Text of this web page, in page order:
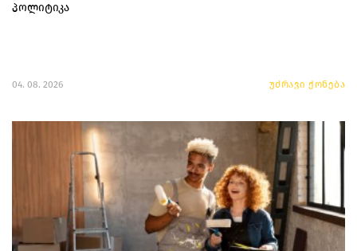
პოლიტიკა
04. 08. 2026 უძრავი ქონება